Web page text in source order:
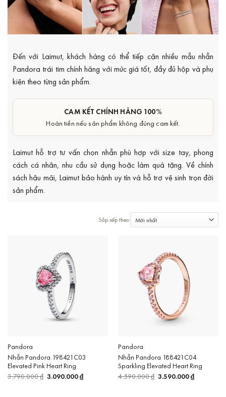
Đến với Laimut, khách hàng có thể tiếp cận nhiều mẫu nhẫn
Pandora trái tim chính hãng với mức giá tốt, đầy đủ hộp và phụ
kiện theo từng sản phẩm.
CAM KẾT CHÍNH HÃNG 100%
Hoàn tiền nếu sản phẩm không đúng cam kết.
Laimut hỗ trợ tư vấn chọn nhẫn phù hợp với size tay, phong
cách cá nhân, nhu cầu sử dụng hoặc làm quà tặng. Về chính
sách hậu mãi, Laimut bảo hành uy tín và hỗ trợ vệ sinh trọn đời
sản phẩm.
Pandora
Nhẫn Pandora 198421C03
Elevated Pink Heart Ring
3.790.000₫ Giá
gốc
3.090.000₫Giá
hiện
Pandora
Nhẫn Pandora 188421C04
Sparkling Elevated Heart Ring
4.590.000₫ Giá
gốc
3.590.000₫Giá
hiện